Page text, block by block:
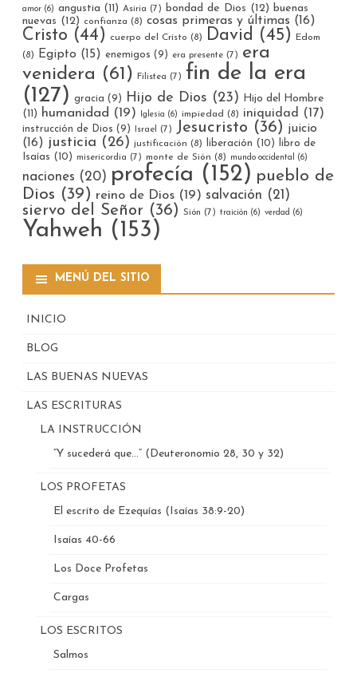
amor (6) angustia (11) Asiria (7) bondad de Dios (12) buenas
nuevas (12) confianza (8) cosas primeras y últimas (16)
Cristo (44) cuerpo del Cristo (8) David (45)
Edom
(8) Egipto (15) enemigos (9) era presente (7) era
venidera (61) Filistea (7) fin de la era
(127) gracia (9) Hijo de Dios (23)
Hijo del Hombre
(11)
humanidad (19) Iglesia (6) impiedad (8) iniquidad (17)
instrucción de Dios (9) Israel (7) Jesucristo (36) juicio
(16) justicia (26) justificación (8) liberación (10)
libro de
Isaías (10) misericordia (7) monte de Sión (8) mundo occidental (6)
naciones (20) profecía (152) pueblo de
Dios (39) reino de Dios (19) salvación (21)
siervo del Señor (36) Sión (7) traición (6) verdad (6)
Yahweh (153)
MENÚ DEL SITIO
INICIO
BLOG
LAS BUENAS NUEVAS
LAS ESCRITURAS
LA INSTRUCCIÓN
“Y sucederá que…” (Deuteronomio 28, 30 y 32)
LOS PROFETAS
El escrito de Ezequías (Isaías 38:9-20)
Isaías 40-66
Los Doce Profetas
Cargas
LOS ESCRITOS
Salmos